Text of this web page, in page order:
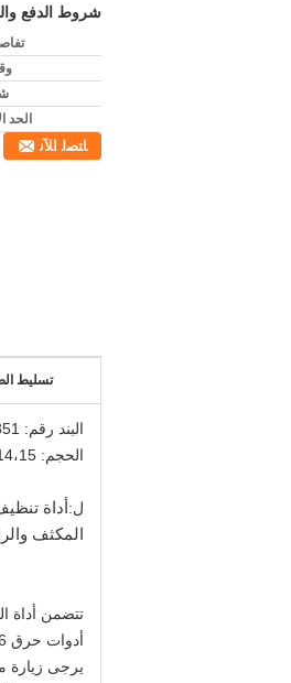
شروط الدفع
الحد
ﺎﺘﺼﻟ ﺍﻶﻧ
تسليط
البند رقم: CT-351
الحجم: 6،8،10،12،14،15
ل: أداة
المكثف
أدوات حرق 6) أدوات حرق لتوسيع الأنابيب 7) كماشة تقويس 8) قرصة كماشة 9) الشدات الخاصة 10) قواطع الأنبوب الشعري 11) ثنيات الأنابيب المركبة الهندسية الخاصة.
يرجى زيارة